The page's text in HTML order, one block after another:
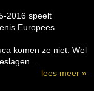
2016 speelt
Europees
komen ze niet. Wel
lees meer »